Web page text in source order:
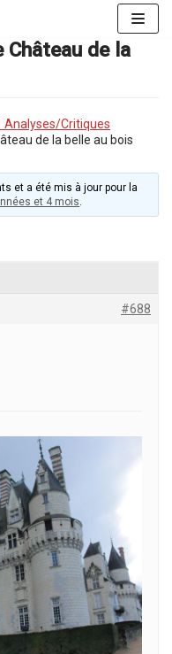
Château de la
Analyses/Critiques
de la belle au bois
et a été mis à jour pour la
et 4 mois.
#688